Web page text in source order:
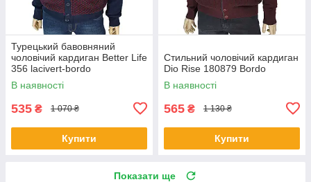
Турецький бавовняний
чоловічий кардиган Better Life
356 lacivert-bordo
В наявності
535 ₴ 1 070 ₴
Купити
Стильний чоловічий кардиган
Dio Rise 180879 Bordo
В наявності
565 ₴ 1 130 ₴
Купити
Показати ще